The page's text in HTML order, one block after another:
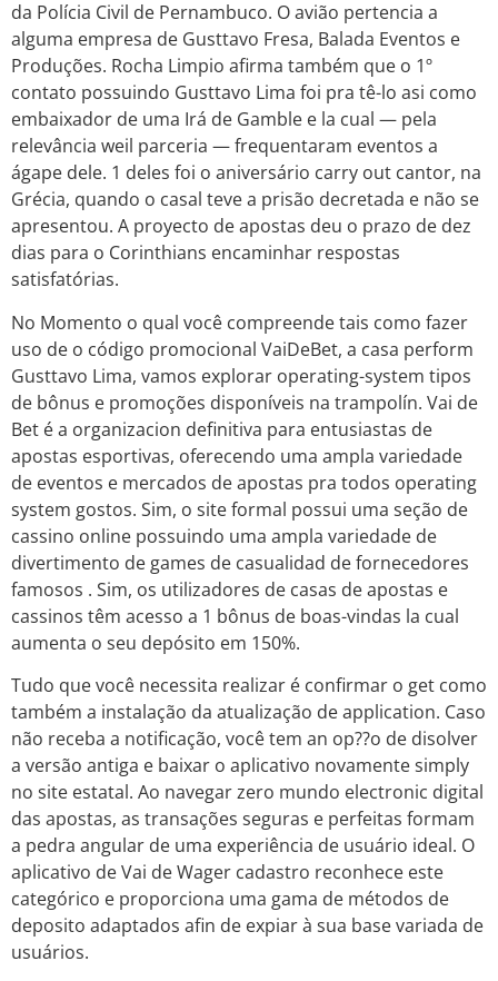
da Polícia Civil de Pernambuco. O avião pertencia a
alguma empresa de Gusttavo Fresa, Balada Eventos e
Produções. Rocha Limpio afirma também que o 1º
contato possuindo Gusttavo Lima foi pra tê-lo asi como
embaixador de uma Irá de Gamble e la cual — pela
relevância weil parceria — frequentaram eventos a
ágape dele. 1 deles foi o aniversário carry out cantor, na
Grécia, quando o casal teve a prisão decretada e não se
apresentou. A proyecto de apostas deu o prazo de dez
dias para o Corinthians encaminhar respostas
satisfatórias.
No Momento o qual você compreende tais como fazer
uso de o código promocional VaiDeBet, a casa perform
Gusttavo Lima, vamos explorar operating-system tipos
de bônus e promoções disponíveis na trampolín. Vai de
Bet é a organizacion definitiva para entusiastas de
apostas esportivas, oferecendo uma ampla variedade
de eventos e mercados de apostas pra todos operating
system gostos. Sim, o site formal possui uma seção de
cassino online possuindo uma ampla variedade de
divertimento de games de casualidad de fornecedores
famosos . Sim, os utilizadores de casas de apostas e
cassinos têm acesso a 1 bônus de boas-vindas la cual
aumenta o seu depósito em 150%.
Tudo que você necessita realizar é confirmar o get como
também a instalação da atualização de application. Caso
não receba a notificação, você tem an op??o de disolver
a versão antiga e baixar o aplicativo novamente simply
no site estatal. Ao navegar zero mundo electronic digital
das apostas, as transações seguras e perfeitas formam
a pedra angular de uma experiência de usuário ideal. O
aplicativo de Vai de Wager cadastro reconhece este
categórico e proporciona uma gama de métodos de
deposito adaptados afin de expiar à sua base variada de
usuários.